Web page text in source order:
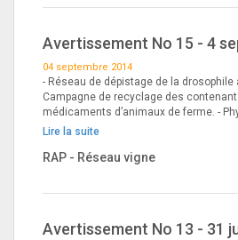
Avertissement No 15 - 4
04 septembre 2014
- Réseau de dépistage de la
Campagne de recyclage des
médicaments d’animaux de ferme. -
Lire la suite
RAP - Réseau vigne
Avertissement No 13 - 31